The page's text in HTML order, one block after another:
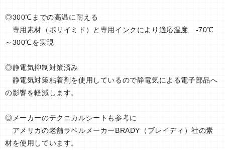
◎300℃までの高温に耐える
専用素材（ポリイミド）と専用インクにより適応温度 -70℃
～300℃を実現
◎静電気抑制対策済み
静電気対策粘着剤を使用しているので静電気による電子部品へ
の影響を軽減します。
◎メーカーのテクニカルシートも参考に
アメリカの老舗ラベルメーカーBRADY（ブレイディ）社の素
材を使用しています。